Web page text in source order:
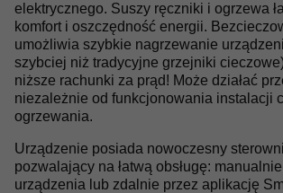
elektrycznego. Suszy ręczniki i ogrzewa
komfort i oszczędność energii.
umożliwia szybkie nagrzewanie
szybciej niż tradycyjne grzejniki
niższe rachunki za prąd! Może działać
niezależnie od funkcjonowania instalacji
ogrzewania.
Urządzenie posiada nowoczesny
pozwalający na łatwą obsługę:
urządzenia lub zdalnie przez aplikację